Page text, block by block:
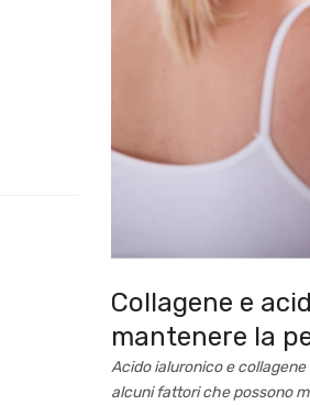
Collagene e
mantenere la
Acido ialuronico e
alcuni fattori che possono